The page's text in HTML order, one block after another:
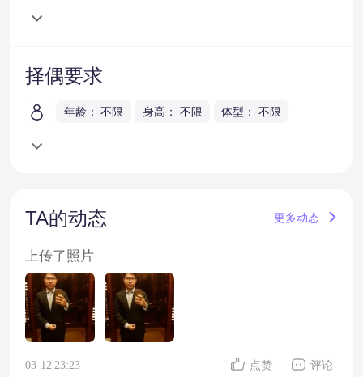
择偶要求
年龄： 不限 身高： 不限 体型： 不限
TA的动态 更多动态
上传了照片
03-12 23:23 点赞 评论